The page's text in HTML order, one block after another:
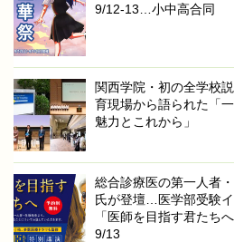
9/12-13…小中高合同
関西学院・初の全学校
育現場から語られた「
魅力とこれから」
総合診療医の第一人者
氏が登壇…医学部受験イ
「医師を目指す君たち
9/13